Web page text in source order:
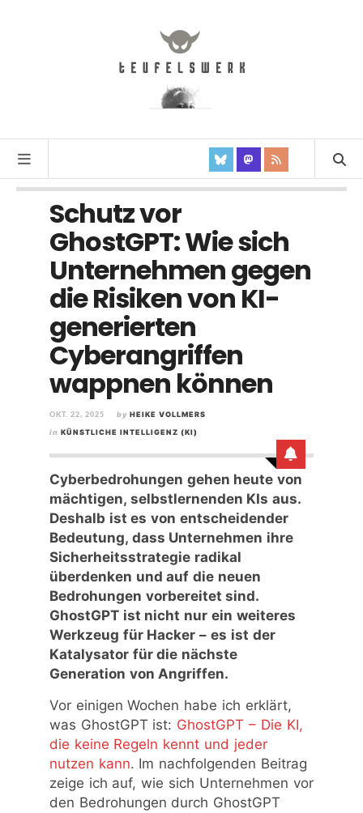
Schutz vor
GhostGPT: Wie sich
Unternehmen gegen
die Risiken von KI-
generierten
Cyberangriffen
wappnen können
OKT. 22, 2025 by HEIKE VOLLMERS
in KÜNSTLICHE INTELLIGENZ (KI)
Cyberbedrohungen gehen heute von
mächtigen, selbstlernenden KIs aus.
Deshalb ist es von entscheidender
Bedeutung, dass Unternehmen ihre
Sicherheitsstrategie radikal
überdenken und auf die neuen
Bedrohungen vorbereitet sind.
GhostGPT ist nicht nur ein weiteres
Werkzeug für Hacker – es ist der
Katalysator für die nächste
Generation von Angriffen.
Vor einigen Wochen habe ich erklärt,
was GhostGPT ist: GhostGPT – Die KI,
die keine Regeln kennt und jeder
nutzen kann. Im nachfolgenden Beitrag
zeige ich auf, wie sich Unternehmen vor
den Bedrohungen durch GhostGPT